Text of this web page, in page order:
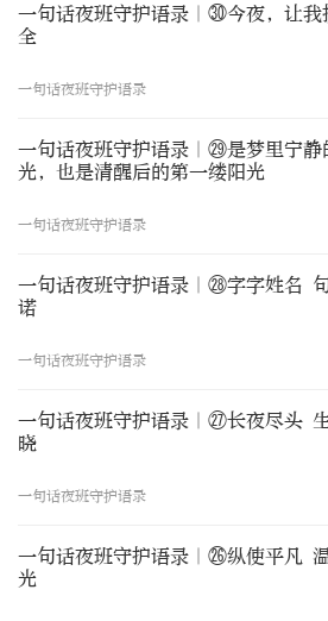
一句话夜班守护语录｜㉚今夜，让我
全
一句话夜班守护语录
一句话夜班守护语录｜㉙是梦里宁静
光，也是清醒后的第一缕阳光
一句话夜班守护语录
一句话夜班守护语录｜㉘字字姓名 句句承
诺
一句话夜班守护语录
一句话夜班守护语录｜㉗长夜尽头 生命破
晓
一句话夜班守护语录
一句话夜班守护语录｜㉖纵使平凡 温暖有
光